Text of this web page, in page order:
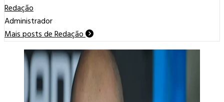
Redação
Administrador
Mais posts de Redação